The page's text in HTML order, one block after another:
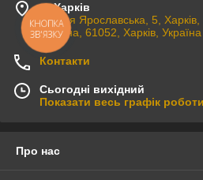
м. Харків
вулиця Ярославська, 5, Харків,
Україна, 61052, Харків, Україна
Контакти
Сьогодні вихідний
Показати весь графік роботи
Про нас
КНОПКА
ЗВ'ЯЗКУ